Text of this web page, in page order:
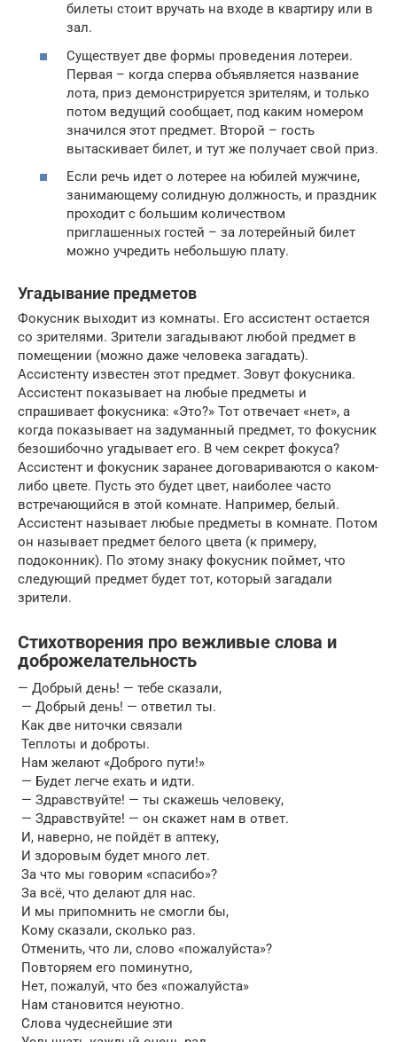
билеты стоит вручать на входе в квартиру или в
зал.
Существует две формы проведения лотереи.
Первая – когда сперва объявляется название
лота, приз демонстрируется зрителям, и только
потом ведущий сообщает, под каким номером
значился этот предмет. Второй – гость
вытаскивает билет, и тут же получает свой приз.
Если речь идет о лотерее на юбилей мужчине,
занимающему солидную должность, и праздник
проходит с большим количеством
приглашенных гостей – за лотерейный билет
можно учредить небольшую плату.
Угадывание предметов
Фокусник выходит из комнаты. Его ассистент оста­ется
со зрителями. Зрители загадывают любой предмет в
помещении (можно даже человека загадать).
Ассистенту известен этот предмет. Зовут фокусника.
Ассистент по­казывает на любые предметы и
спрашивает фокусника: «Это?» Тот отвечает «нет», а
когда показывает на заду­манный предмет, то фокусник
безошибочно угадывает его. В чем секрет фокуса?
Ассистент и фокусник заранее договариваются о каком-
либо цвете. Пусть это будет цвет, наиболее часто
встречающийся в этой комнате. На­пример, белый.
Ассистент называет любые предметы в комнате. Потом
он называет предмет белого цвета (к при­меру,
подоконник). По этому знаку фокусник поймет, что
следующий предмет будет тот, который загадали
зрители.
Стихотворения про вежливые слова и
доброжелательность
— Добрый день! — тебе сказали,
— Добрый день! — ответил ты.
Как две ниточки связали
Теплоты и доброты.
Нам желают «Доброго пути!»
— Будет легче ехать и идти.
— Здравствуйте! — ты скажешь человеку,
— Здравствуйте! — он скажет нам в ответ.
И, наверно, не пойдёт в аптеку,
И здоровым будет много лет.
За что мы говорим «спасибо»?
За всё, что делают для нас.
И мы припомнить не смогли бы,
Кому сказали, сколько раз.
Отменить, что ли, слово «пожалуйста»?
Повторяем его поминутно,
Нет, пожалуй, что без «пожалуйста»
Нам становится неуютно.
Слова чудеснейшие эти